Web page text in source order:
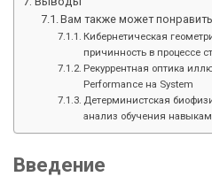
Вам также может
Кибернетическая
причинность в процессе
Рекуррентная оптика
Performance на System
Детерминистская
анализ обучения
Введение